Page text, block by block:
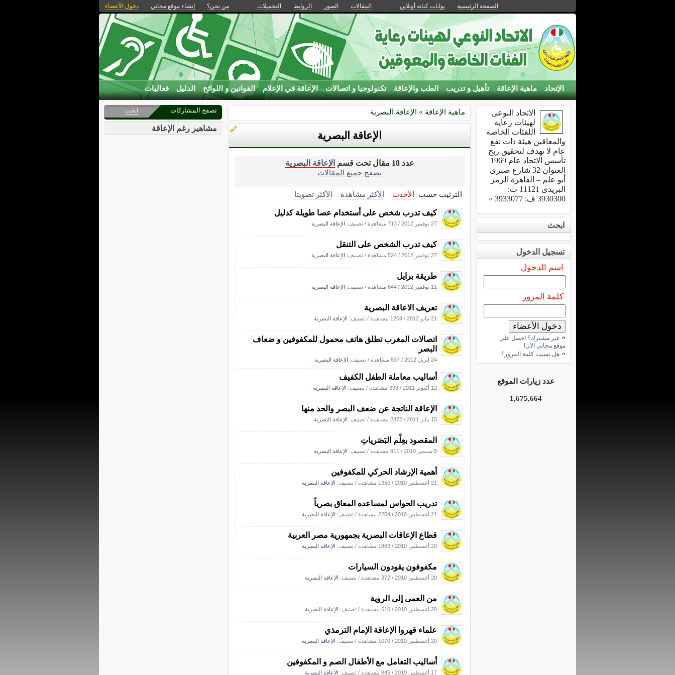
الصفحة الرئيسية بوابات كنانة أونلاين المقالات الصور الروابط التحميلات من نحن؟ إنشاء موقع مجاني دخول الأعضاء
الإتحاد ماهية الإعاقة تأهيل و تدريب الطب والإعاقة تكنولوجيا و اتصالات الإعاقة في الإعلام القوانين و اللوائح الدليل فعاليات
ماهية الإعاقة » الإعاقة البصرية
الإعاقة البصرية
عدد 18 مقال تحت قسم
الإعاقة البصرية
تصفح جميع المقالات
الترتيب حسب الأحدث الأكثر مشاهدة الأكثر تصويتا
كيف تدرب شخص على أستخدام عصا طويلة كدليل
27 نوفمبر 2012 / 713 مشاهدة / تصنيف: الإعاقة البصرية
كيف تدرب الشخص على التنقل
27 نوفمبر 2012 / 524 مشاهدة / تصنيف: الإعاقة البصرية
طريقة برايل
11 نوفمبر 2012 / 644 مشاهدة / تصنيف: الإعاقة البصرية
تعريف الاعاقة البصرية
21 مايو 2012 / 1204 مشاهدة / تصنيف: الإعاقة البصرية
اتصالات المغرب تطلق هاتف محمول للمكفوفين و ضعاف
البصر
24 إبريل 2012 / 837 مشاهدة / تصنيف: الإعاقة البصرية
أساليب معاملة الطفل الكفيف
12 أكتوبر 2011 / 393 مشاهدة / تصنيف: الإعاقة البصرية
الإعاقة الناتجة عن ضعف البصر والحد منها
15 يناير 2011 / 2872 مشاهدة / تصنيف: الإعاقة البصرية
المقصود بعِلْم البَصَرياتِ
5 سبتمبر 2010 / 911 مشاهدة / تصنيف: الإعاقة البصرية
أهمية الإرشاد الحركي للمكفوفين
21 أغسطس 2010 / 1350 مشاهدة / تصنيف: الإعاقة البصرية
تدريب الحواس لمساعده المعاق بصرياً
21 أغسطس 2010 / 2254 مشاهدة / تصنيف: الإعاقة البصرية
قطاع الإعاقات البصرية بجمهورية مصر العربية
20 أغسطس 2010 / 1869 مشاهدة / تصنيف: الإعاقة البصرية
مكفوفون يقودون السيارات
20 أغسطس 2010 / 372 مشاهدة / تصنيف: الإعاقة البصرية
من العمى إلى الروية
20 أغسطس 2010 / 510 مشاهدة / تصنيف: الإعاقة البصرية
علماء قهروا الإعاقة الإمام الترمذي
20 أغسطس 2010 / 1070 مشاهدة / تصنيف: الإعاقة البصرية
أساليب التعامل مع الأطفال الصم و المكفوفين
17 أغسطس 2010 / 845 مشاهدة / تصنيف: الإعاقة البصرية
الاتحاد النوعى
لهيئات رعاية
اللفئات الخاصة
والمعاقين هيئة ذات نفع
عام لا تهدف لتحقيق ربح
تأسس الاتحاد عام 1969
العنوان 32 شارع صبرى
أبو علم – القاهرة الرمز
البريدى 11121 ت:
3930300 ف: 3933077
»
ابحث
تسجيل الدخول
اسم الدخول
كلمة المرور
» غير مشترك؟ احصل على
موقع مجاني الآن!
» هل نسيت كلمة المرور؟
عدد زيارات الموقع
1,675,664
تصفح المشاركات ابحث
مشاهير رغم الإعاقة